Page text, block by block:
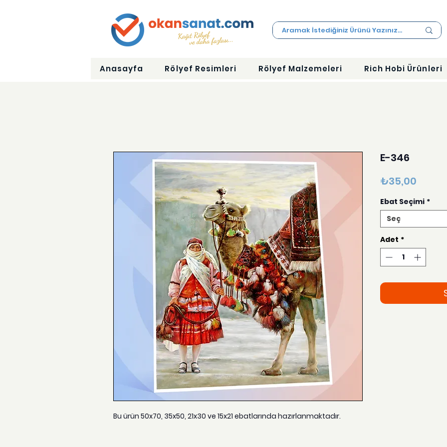
Anasayfa Rölyef Resimleri Rölyef Malzemeleri Rich Hobi Ürünleri
Bu ürün 50x70, 35x50, 21x30 ve 15x21 ebatlarında hazırlanmaktadır.
E-346
₺35,00
Ebat Seçimi *
Seç
Adet *